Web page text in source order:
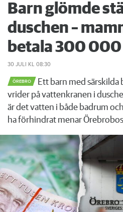
Barn glömde
duschen –
betala 300 000
30 JULI KL 08:30
ÖREBRO
Ett barn med
vrider på vattenkranen i
är det vatten i både badrum
ha förhindrat menar